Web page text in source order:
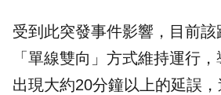
受到此突發事件影響，目前該
「單線雙向」方式維持運行
出現大約20分鐘以上的延誤